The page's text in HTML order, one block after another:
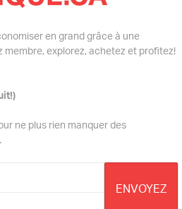
en grand grâce à une
membre, explorez, achetez et profitez!
ne plus rien manquer des